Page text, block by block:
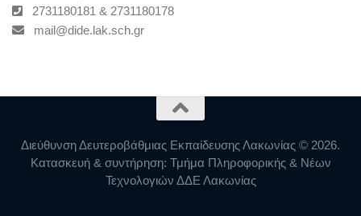
2731180181 & 2731180178
mail@dide.lak.sch.gr
Διεύθυνση Δευτεροβάθμιας Εκπαίδευσης Λακωνίας © 2026.
Κατασκευή & συντήρηση: Τμήμα Πληροφορικής & Νέων
Τεχνολογιών ΔΔΕ Λακωνίας